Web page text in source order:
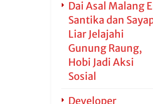
Dai Asal Malang
Santika dan
Liar Jelajahi
Gunung Raung,
Hobi Jadi Aksi
Sosial
Developer